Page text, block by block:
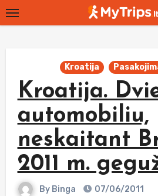
Skip
to
Kroatija
Kroatija.
automobiliu,
neskaitant
2011 m.
By Binga 07/06/2011